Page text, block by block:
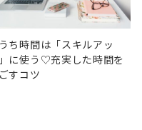
ち時間は「スキルアッ
に使う♡充実した時間を
すコツ